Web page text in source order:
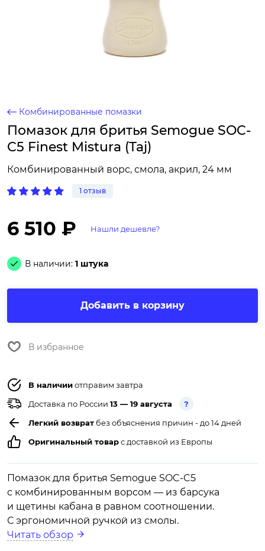
Комбинированные помазки
Помазок для бритья Semogue SOC-
C5 Finest Mistura (Taj)
Комбинированный ворс, смола, акрил, 24 мм
1 отзыв
6 510 ₽ Нашли дешевле?
В наличии: 1 штука
Добавить в корзину
В избранное
В наличииотправим завтра
Доставка по России 13 — 19 августа
?
Легкий возврат без объяснения причин - до 14 дней
Оригинальный товарс доставкой из Европы
Помазок для бритья Semogue SOC-C5
с комбинированным ворсом — из барсука
и щетины кабана в равном соотношении.
С эргономичной ручкой из смолы.
Читать обзор